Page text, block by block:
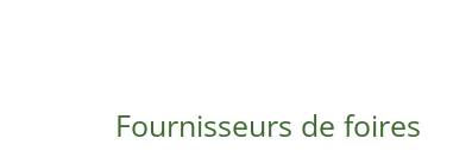
Fournisseurs de foires